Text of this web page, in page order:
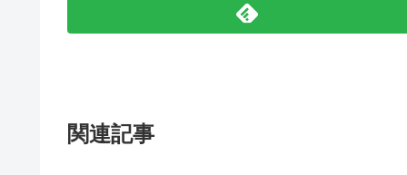
関連記事